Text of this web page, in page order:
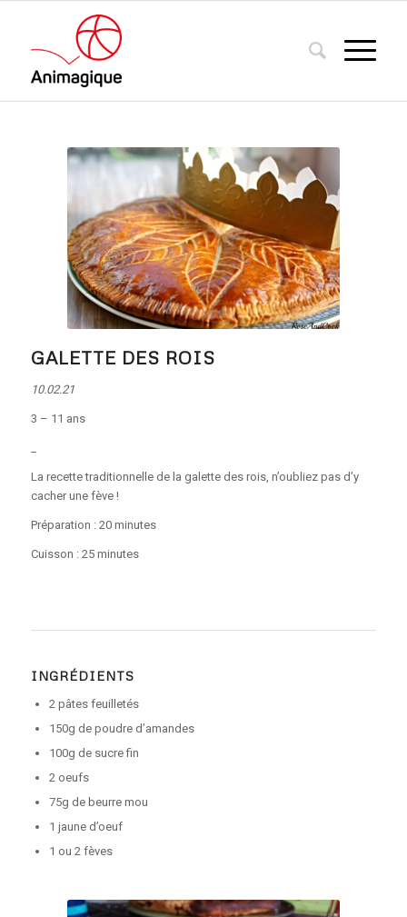
GALETTE DES ROIS
10.02.21
3 – 11 ans
La recette traditionnelle de la galette des rois, n’oubliez pas d’y
cacher une fève !
Préparation : 20 minutes
Cuisson : 25 minutes
INGRÉDIENTS
2 pâtes feuilletés
150g de poudre d’amandes
100g de sucre fin
2 oeufs
75g de beurre mou
1 jaune d’oeuf
1 ou 2 fèves